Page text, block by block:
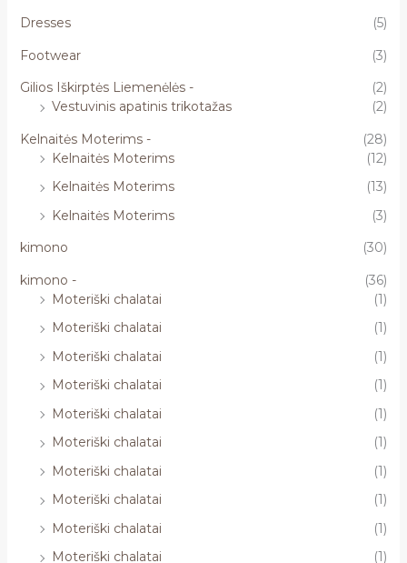
Dresses
(5)
Footwear
(3)
Gilios Iškirptės Liemenėlės -
(2)
Vestuvinis apatinis trikotažas
(2)
Kelnaitės Moterims -
(28)
Kelnaitės Moterims
(12)
Kelnaitės Moterims
(13)
Kelnaitės Moterims
(3)
kimono
(30)
kimono -
(36)
Moteriški chalatai
(1)
Moteriški chalatai
(1)
Moteriški chalatai
(1)
Moteriški chalatai
(1)
Moteriški chalatai
(1)
Moteriški chalatai
(1)
Moteriški chalatai
(1)
Moteriški chalatai
(1)
Moteriški chalatai
(1)
Moteriški chalatai
(1)